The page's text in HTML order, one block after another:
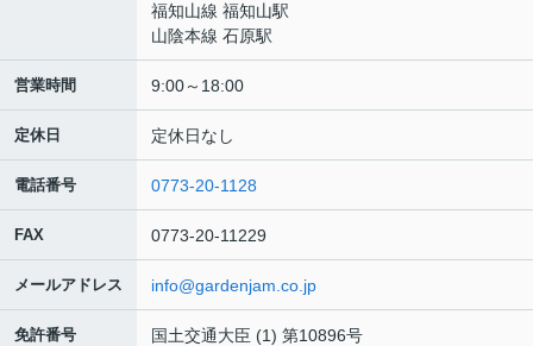
福知山線 福知山駅
山陰本線 石原駅
営業時間 9:00～18:00
定休日 定休日なし
電話番号 0773-20-1128
FAX 0773-20-11229
メールアドレス info@gardenjam.co.jp
免許番号 国土交通大臣 (1) 第10896号